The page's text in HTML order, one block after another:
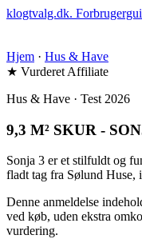
klogtvalg.dk.
Hjem · Hus & Have
★ Vurderet Affiliate
Hus & Have · Test 2026
9,3 M² SKUR -
Sonja 3 er et stilfuldt og
fladt tag fra Sølund Huse,
Denne anmeldelse
ved køb, uden ekstra
vurdering.